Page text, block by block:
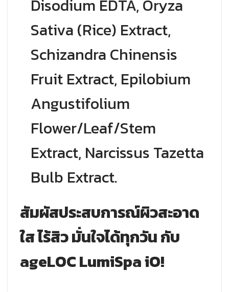
Disodium EDTA, Oryza
Sativa (Rice) Extract,
Schizandra Chinensis
Fruit Extract, Epilobium
Angustifolium
Flower/Leaf/Stem
Extract, Narcissus Tazetta
Bulb Extract.
สัมผัสประสบการณ์ผิวสะอาด
ใส ไร้สิว มั่นใจได้ทุกวัน กับ
ageLOC LumiSpa iO!